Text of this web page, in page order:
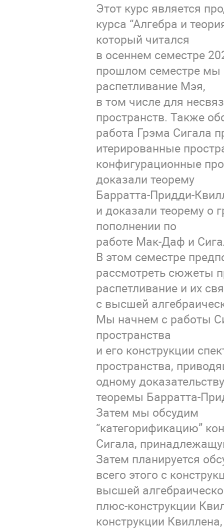
Этот курс является
курса “Алгебра и
который читался
в осеннем семестре
прошлом семестре мы
распетливание Мэя,
в том числе для
пространств. Также
работа Грэма Сигала
итерированные
конфигурационные
доказали теорему
Барратта-Придди-
и доказали теорему о
пополнении по
работе Мак-Даф и
В этом семестре
рассмотреть сюжеты
распетливание и их
с высшей
Мы начнем с работы
пространства
и его конструкции
пространства,
одному доказательству
теоремы Барратта-
Затем мы обсудим
“категорификацию”
Сигала,
Затем планируется
всего этого с
высшей
плюс-конструкции
конструкции Квиллена,